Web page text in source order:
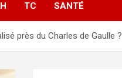
TC SANTÉ
près du Charles de Gaulle ?